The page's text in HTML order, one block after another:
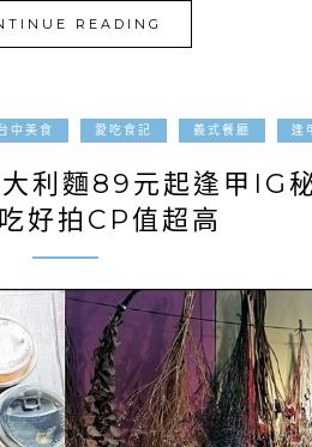
READING
中美食 愛吃食記 義式餐廳 逢
利麵89元起逢甲IG
好拍CP值超高